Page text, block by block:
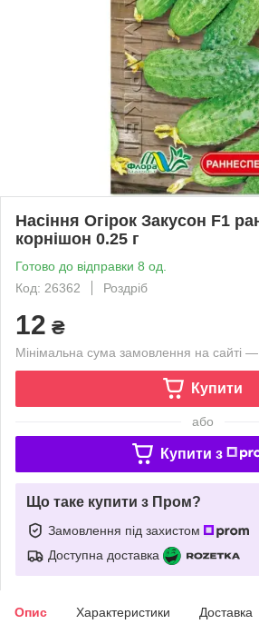
Насіння Огірок Закусон F1
корнішон 0.25 г
Готово до відправки 8 од.
Код: 26362
Роздріб
12 ₴
Мінімальна сума замовлення на сайті
Купити
або
Купити з
Що таке купити з Пром?
Замовлення під захистом
Доступна доставка
Опис Характеристики Доставка